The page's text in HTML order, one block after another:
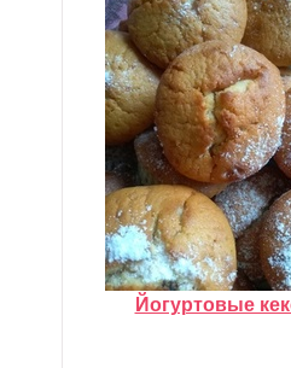
Йогуртовые